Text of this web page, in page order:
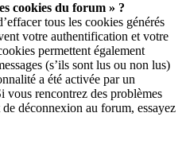
cookies du forum » ?
tous les cookies générés
votre authentification et votre
permettent également
(s’ils sont lus ou non lus)
a été activée par un
vous rencontrez des problèmes
déconnexion au forum, essayez